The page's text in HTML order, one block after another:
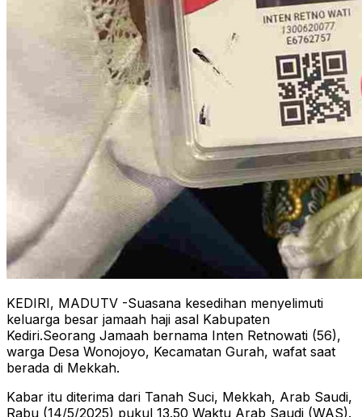
KEDIRI, MADUTV -Suasana kesedihan menyelimuti
keluarga besar jamaah haji asal Kabupaten
Kediri.Seorang Jamaah bernama Inten Retnowati (56),
warga Desa Wonojoyo, Kecamatan Gurah, wafat saat
berada di Mekkah.
Kabar itu diterima dari Tanah Suci, Mekkah, Arab Saudi,
Rabu (14/5/2025) pukul 13.50 Waktu Arab Saudi (WAS).